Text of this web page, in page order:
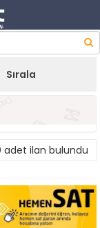
Sırala
adet ilan bulundu